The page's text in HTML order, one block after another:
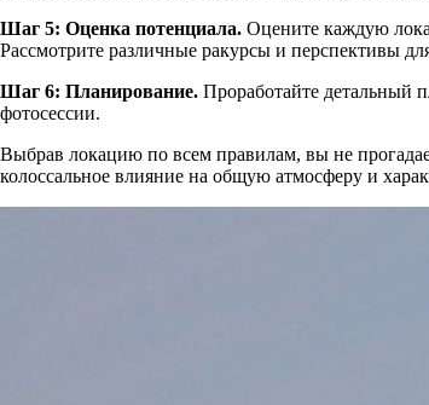
Шаг 5: Оценка потенциала. Оцените каждую
Рассмотрите различные ракурсы и перспективы
Шаг 6: Планирование. Проработайте детальный
фотосессии.
Выбрав локацию по всем правилам, вы не
колоссальное влияние на общую атмосферу и